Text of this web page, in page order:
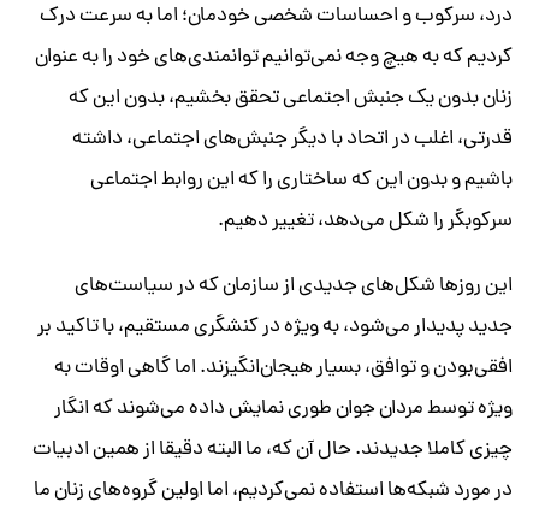
درد، سرکوب و احساسات شخصی خودمان؛ اما به سرعت درک
کردیم که به هیچ وجه نمی‌توانیم توانمندی‌های خود را به عنوان
زنان بدون یک جنبش اجتماعی تحقق بخشیم، بدون این که
قدرتی، اغلب در اتحاد با دیگر جنبش‌های اجتماعی، داشته
باشیم و بدون این که ساختاری را که این روابط اجتماعی
سرکوبگر را شکل می‌دهد، تغییر دهیم.
این روزها شکل‌های جدیدی از سازمان‌ که در سیاست‌های
جدید پدیدار می‌شود، به ویژه در کنشگری مستقیم، با تاکید بر
افقی‌بودن و توافق، بسیار هیجان‌انگیزند. اما گاهی اوقات به
ویژه توسط مردان جوان طوری نمایش داده می‌شوند که انگار
چیزی کاملا جدیدند. حال آن که، ما البته دقیقا از همین ادبیات
در مورد شبکه‌ها استفاده نمی‌کردیم، اما اولین گروه‌های زنان ما